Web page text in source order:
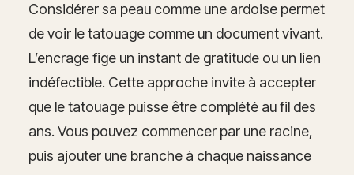
Considérer sa peau comme une ardoise permet
de voir le tatouage comme un document vivant.
L’encrage fige un instant de gratitude ou un lien
indéfectible. Cette approche invite à accepter
que le tatouage puisse être complété au fil des
ans. Vous pouvez commencer par une racine,
puis ajouter une branche à chaque naissance